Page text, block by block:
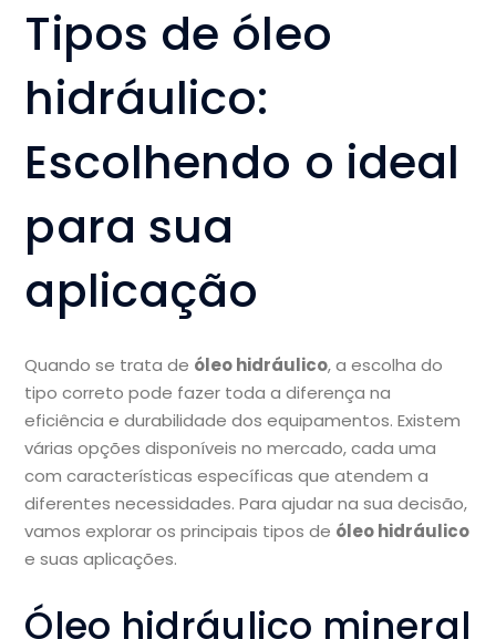
Tipos de óleo
hidráulico:
Escolhendo o ideal
para sua
aplicação
Quando se trata de óleo hidráulico, a escolha do
tipo correto pode fazer toda a diferença na
eficiência e durabilidade dos equipamentos. Existem
várias opções disponíveis no mercado, cada uma
com características específicas que atendem a
diferentes necessidades. Para ajudar na sua decisão,
vamos explorar os principais tipos de óleo hidráulico
e suas aplicações.
Óleo hidráulico mineral